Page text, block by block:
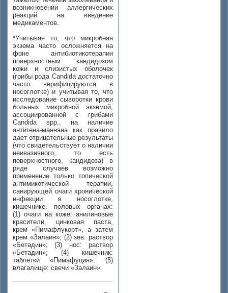
возникновении аллергических
реакций на введение
медикаментов.
*Учитывая то, что микробная
экзема часто осложняется на
фоне антибиотикотерапии
поверхностным кандидозом
кожи и слизистых оболочек
(грибы рода Candida достаточно
часто верифицируются в
носоглотке) и учитывая то, что
исследование сыворотки крови
больных микробной экземой,
ассоциированной с грибами
Сandida spp., на наличие
антигена-маннана как правило
дает отрицательные результаты
(что свидетельствует о наличии
неивазивного, то есть
поверхностного, кандидоза) в
ряде случаев возможно
применение только топической
антимикотической терапии,
санирующей очаги хронической
инфекции в носоглотке,
кишечнике, половых органах:
(1) очаги на коже: анилиновые
красители, цинковая паста,
крем «Пимафлукорт», а затем
крем «Залаин»; (2)зев: раствор
«Бетадин»;(3) нос: раствор
«Бетадин»; (4) кишечник:
таблетки «Пимафуцин»; (5)
влагалище: свечи «Залаин».